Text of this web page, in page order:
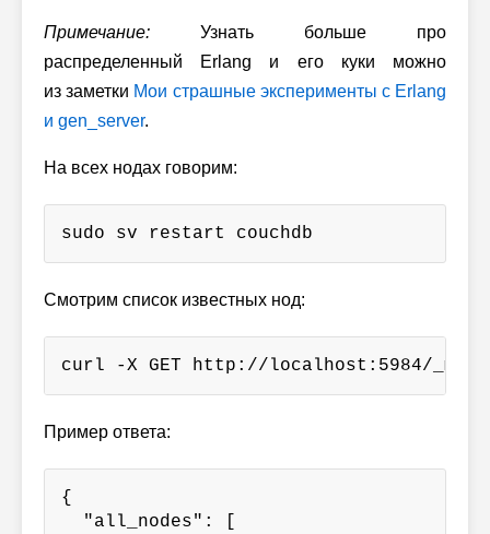
Примечание: Узнать больше про
распределенный Erlang и его куки можно
из заметки Мои страшные эксперименты с Erlang
и gen_server.
На всех нодах говорим:
sudo sv restart couchdb
Смотрим список известных нод:
curl -X GET http://localhost:5984/
Пример ответа:
{
  "all_nodes": [